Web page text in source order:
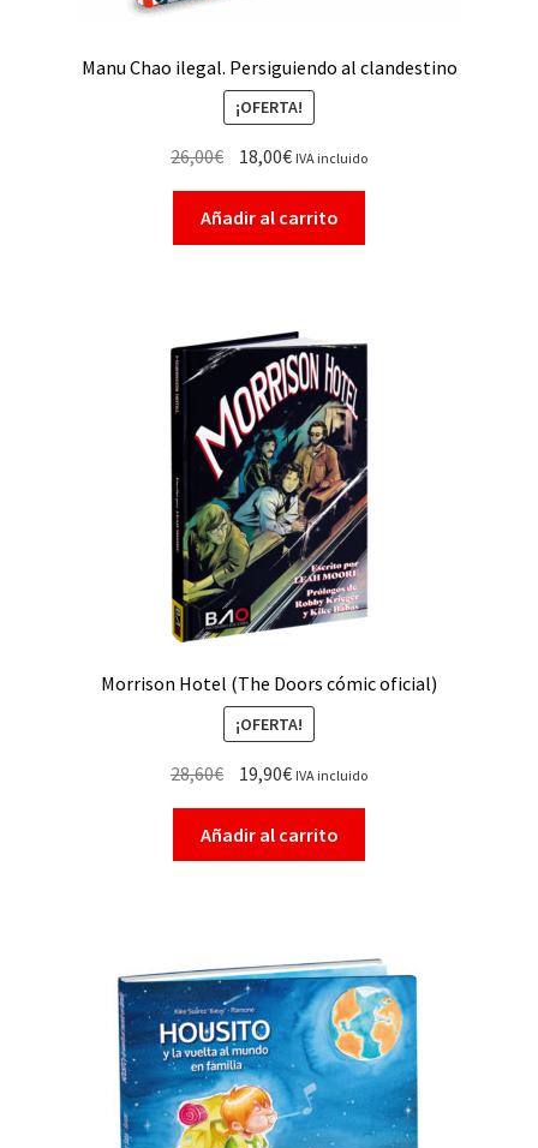
Manu Chao ilegal. Persiguiendo al clandestino
¡OFERTA!
26,00€ 18,00€ IVA incluido
Añadir al carrito
Morrison Hotel (The Doors cómic oficial)
¡OFERTA!
28,60€ 19,90€ IVA incluido
Añadir al carrito